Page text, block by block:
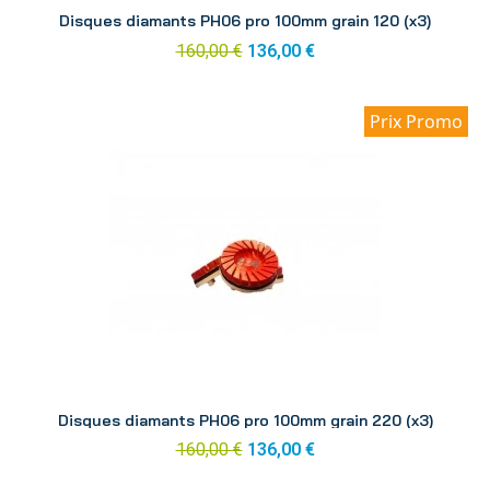
Disques diamants PH06 pro 100mm grain 120 (x3)
160,00 € 136,00 €
Prix Promo
Disques diamants PH06 pro 100mm grain 220 (x3)
160,00 € 136,00 €